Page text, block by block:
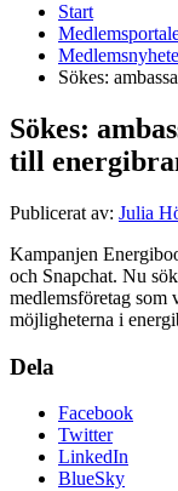
Start
Sökes:
Sökes:
till
Publicerat av: Julia
Kampanjen
och Snapchat. Nu
medlemsföretag som
möjligheterna i
Dela
Facebook
Twitter
LinkedIn
BlueSky